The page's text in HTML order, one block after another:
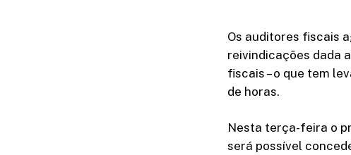
Os auditores fiscais
reivindicações dada
fiscais – o que tem
de horas.
Nesta terça-feira o
será possível